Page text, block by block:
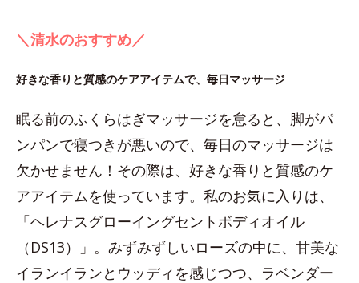
＼清水のおすすめ／
好きな香りと質感のケアアイテムで、毎日マッサージ
眠る前のふくらはぎマッサージを怠ると、脚がパ
ンパンで寝つきが悪いので、毎日のマッサージは
欠かせません！その際は、好きな香りと質感のケ
アアイテムを使っています。私のお気に入りは、
「ヘレナスグローイングセントボディオイル
（DS13）」。みずみずしいローズの中に、甘美な
イランイランとウッディを感じつつ、ラベンダー